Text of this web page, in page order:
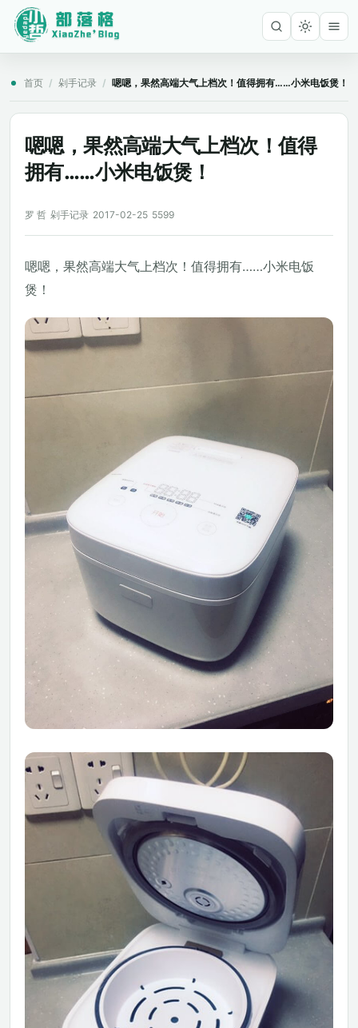
首页 / 剁手记录 / 嗯嗯，果然高端大气上档次！值得拥有……小米电饭煲！
嗯嗯，果然高端大气上档次！值得
拥有……小米电饭煲！
罗 哲 剁手记录 2017-02-25 5599
嗯嗯，果然高端大气上档次！值得拥有……小米电饭
煲！